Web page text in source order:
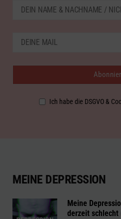
Ich habe die DSGVO &
MEINE DEPRESSION
Meine
derzeit schlecht